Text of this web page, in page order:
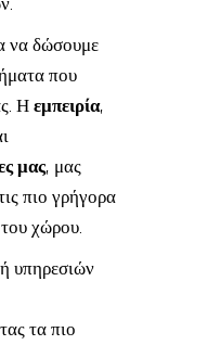
να δώσουμε
που
Ηεμπειρία,
μας, μας
πιο γρήγορα
χώρου.
υπηρεσιών
τα πιο